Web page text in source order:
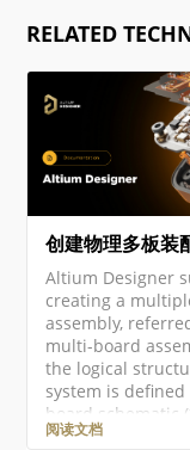
RELATED
创建物理多板装
Altium Designer
creating a
assembly,
multi-board
the logical
system is
board schematic
the physical
阅读文档